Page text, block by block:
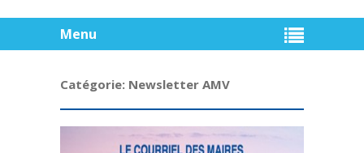
Menu
Catégorie: Newsletter AMV